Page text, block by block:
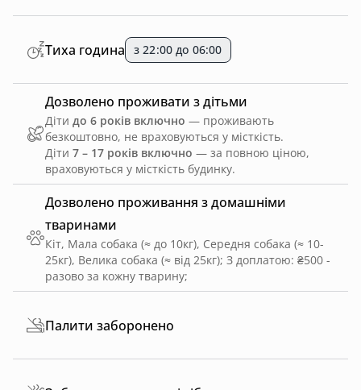
Дозволено проживання з домашніми
тваринами
Кіт, Мала собака (≈ до 10кг), Середня собака (≈ 10-
25кг), Велика собака (≈ від 25кг); З доплатою: ₴500 -
разово за кожну тварину;
Дозволено проживати з дітьми
Діти до 6 років включно — проживають
безкоштовно, не враховуються у місткість.
Діти 7 – 17 років включно — за повною ціною,
враховуються у місткість будинку.
Тиха година з 22:00 до 06:00
Палити заборонено